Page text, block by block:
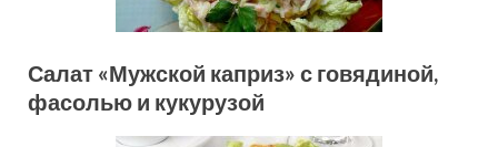
Салат «Мужской каприз» с говядиной,
фасолью и кукурузой